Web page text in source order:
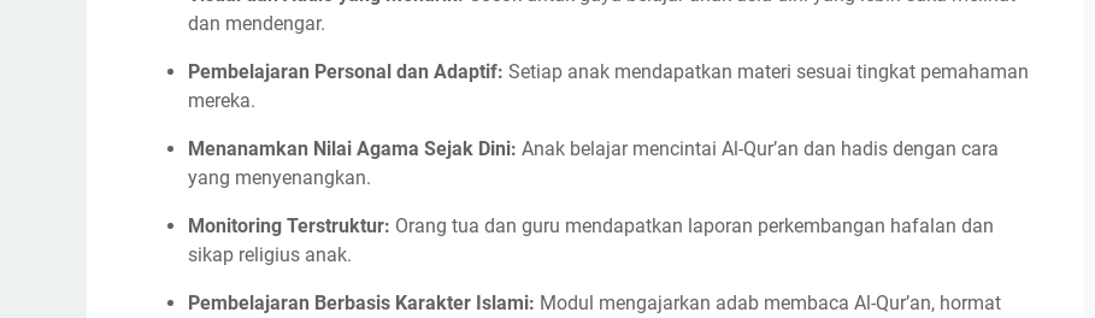
dan mendengar.
Pembelajaran Personal dan Adaptif: Setiap anak mendapatkan materi sesuai tingkat pemahaman
mereka.
Menanamkan Nilai Agama Sejak Dini: Anak belajar mencintai Al-Qur’an dan hadis dengan cara
yang menyenangkan.
Monitoring Terstruktur: Orang tua dan guru mendapatkan laporan perkembangan hafalan dan
sikap religius anak.
Pembelajaran Berbasis Karakter Islami: Modul mengajarkan adab membaca Al-Qur’an, hormat